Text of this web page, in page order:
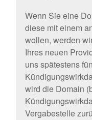
Wenn Sie eine
diese mit einem
wollen, werden
Ihres neuen
uns spätestens
wird die Domain
Vergabestelle